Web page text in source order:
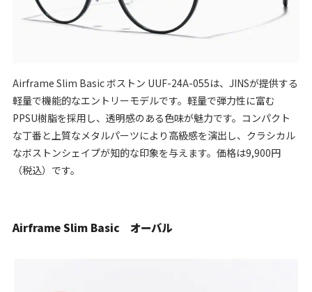
Airframe Slim Basic ボストン UUF-24A-055は、JINSが提供する
軽量で機能的なエントリーモデルです。軽量で弾力性に富む
PPSU樹脂を採用し、透明感のある色味が魅力です。コンパクト
な丁番と上質なメタルパーツにより高級感を演出し、クラシカル
なボストンシェイプが知的な印象を与えます。価格は9,900円
（税込）です。
Airframe Slim Basic オーバル